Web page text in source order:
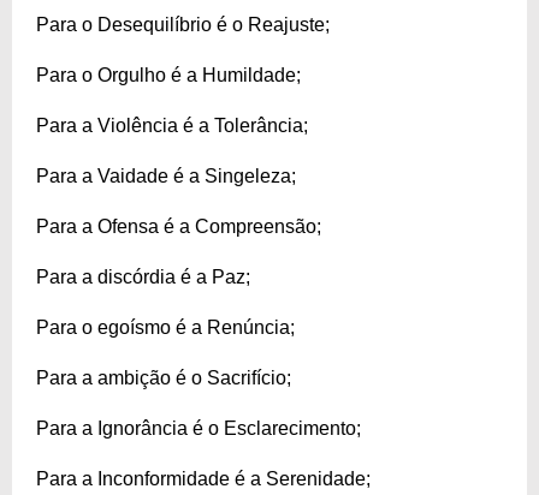
Para o Desequilíbrio é o Reajuste;
Para o Orgulho é a Humildade;
Para a Violência é a Tolerância;
Para a Vaidade é a Singeleza;
Para a Ofensa é a Compreensão;
Para a discórdia é a Paz;
Para o egoísmo é a Renúncia;
Para a ambição é o Sacrifício;
Para a Ignorância é o Esclarecimento;
Para a Inconformidade é a Serenidade;